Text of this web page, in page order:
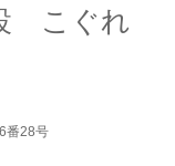
こぐれ
番28号